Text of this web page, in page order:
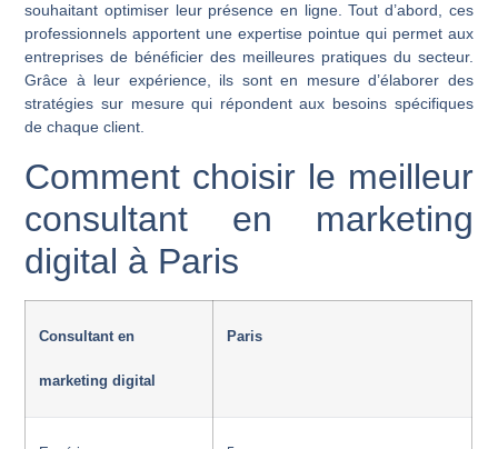
souhaitant optimiser leur présence en ligne. Tout d’abord, ces
professionnels apportent une expertise pointue qui permet aux
entreprises de bénéficier des meilleures pratiques du secteur.
Grâce à leur expérience, ils sont en mesure d’élaborer des
stratégies sur mesure qui répondent aux besoins spécifiques
de chaque client.
Comment choisir le meilleur
consultant en marketing
digital à Paris
Consultant en
marketing digital
Paris